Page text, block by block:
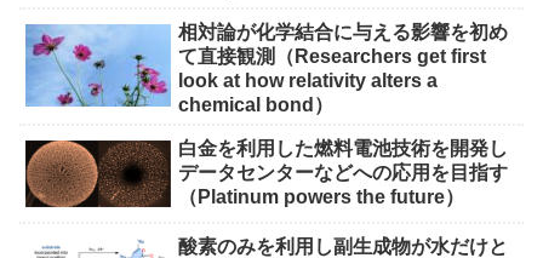
相対論が化学結合に与える影響を初め
て直接観測（Researchers get first
look at how relativity alters a
chemical bond）
白金を利用した燃料電池技術を開発し
データセンターなどへの応用を目指す
（Platinum powers the future）
酸素のみを利用し副生成物が水だけと